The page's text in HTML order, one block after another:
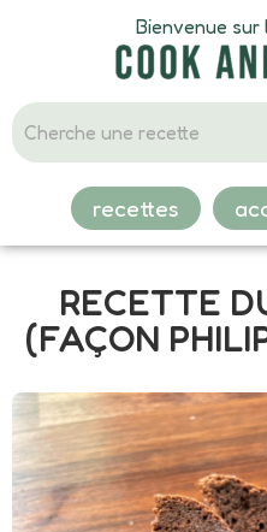
Bienvenue sur
recettes
RECETTE
(FAÇON